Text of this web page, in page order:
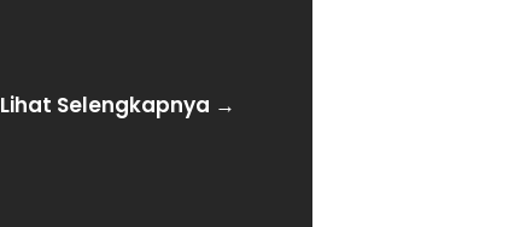
Lihat Selengkapnya →